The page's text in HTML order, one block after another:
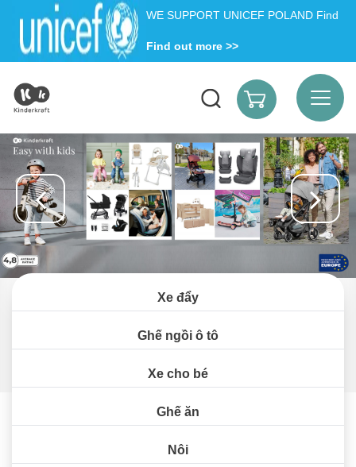
WE SUPPORT UNICEF POLAND Find
Find out more >>
Xe đẩy
Ghế ngồi ô tô
Xe cho bé
Ghế ăn
Nôi